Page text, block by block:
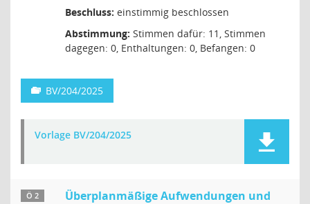
Beschluss: einstimmig beschlossen
Abstimmung: Stimmen dafür: 11, Stimmen
dagegen: 0, Enthaltungen: 0, Befangen: 0
BV/204/2025
Vorlage BV/204/2025
Ö 2
Überplanmäßige Aufwendungen und